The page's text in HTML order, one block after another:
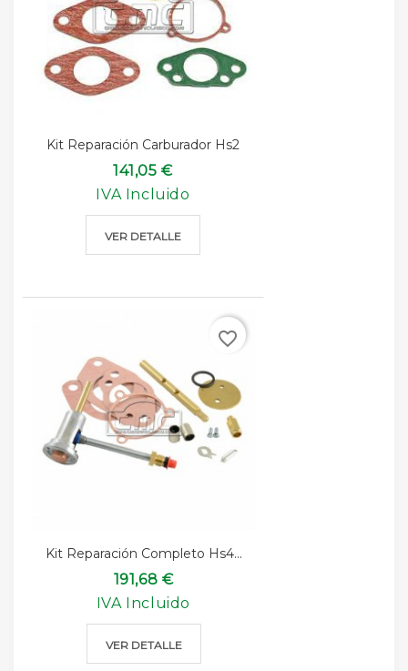
Kit Reparación Carburador Hs2
141,05 €
IVA Incluido
VER DETALLE
Kit Reparación Completo Hs4...
191,68 €
IVA Incluido
VER DETALLE
favorite_border